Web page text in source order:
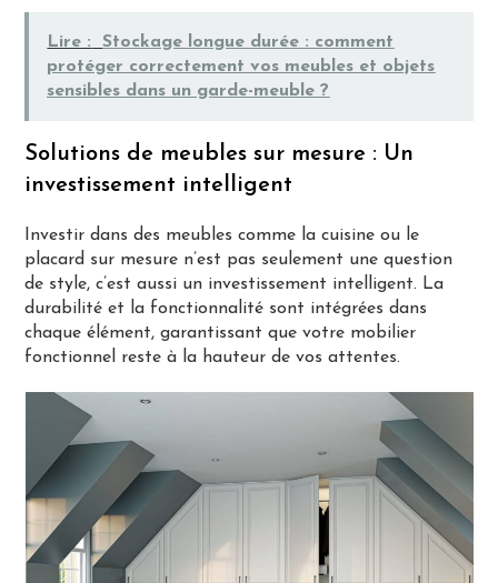
Lire :
Stockage longue durée : comment
protéger correctement vos meubles et objets
sensibles dans un garde-meuble ?
Solutions de meubles sur mesure : Un
investissement intelligent
Investir dans des meubles comme la cuisine ou le
placard sur mesure n’est pas seulement une question
de style, c’est aussi un investissement intelligent. La
durabilité et la fonctionnalité sont intégrées dans
chaque élément, garantissant que votre mobilier
fonctionnel reste à la hauteur de vos attentes.